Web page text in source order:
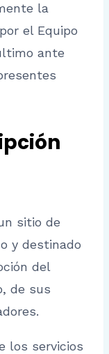
la
el Equipo
ante
sitio de
y destinado
del
de sus
los servicios